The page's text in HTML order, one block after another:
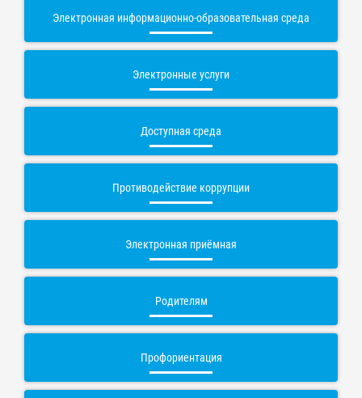
Электронная информационно-образовательная среда
Электронные услуги
Доступная среда
Противодействие коррупции
Электронная приёмная
Родителям
Профориентация